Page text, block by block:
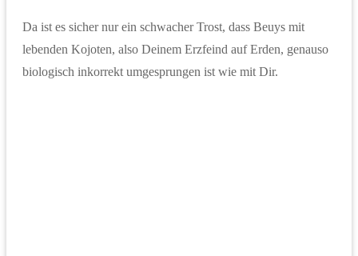
Da ist es sicher nur ein schwacher Trost, dass Beuys mit
lebenden Kojoten, also Deinem Erzfeind auf Erden, genauso
biologisch inkorrekt umgesprungen ist wie mit Dir.